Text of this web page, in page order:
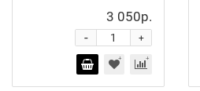
3 050р.
+
-